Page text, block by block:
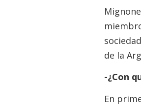
de la
-¿Con
En